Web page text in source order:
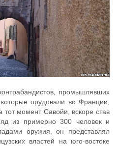
промышлявших
орудовали во Франции,
момент Савойи, вскоре став
из примерно 300 человек и
оружия, он представлял
властей на юго-востоке